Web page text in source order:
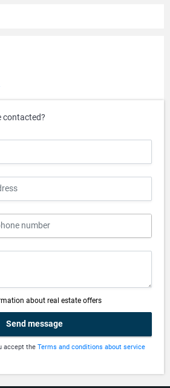
contacted?
about real estate offers
Send message
accept the Terms and conditions about service